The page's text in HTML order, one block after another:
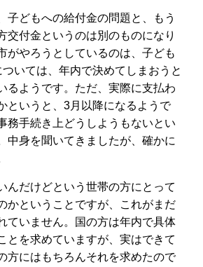
子どもへの給付金の問題と、もう
交付金というのは別のものになり
がやろうとしているのは、子ども
いては、年内で決めてしまおうと
るようです。ただ、実際に支払わ
というと、3月以降になるようで
務手続き上どうしようもないとい
中身を聞いてきましたが、確かに
んだけどという世帯の方にとって
かということですが、これがまだ
ていません。国の方は年内で具体
とを求めていますが、実はできて
方にはもちろんそれを求めたので